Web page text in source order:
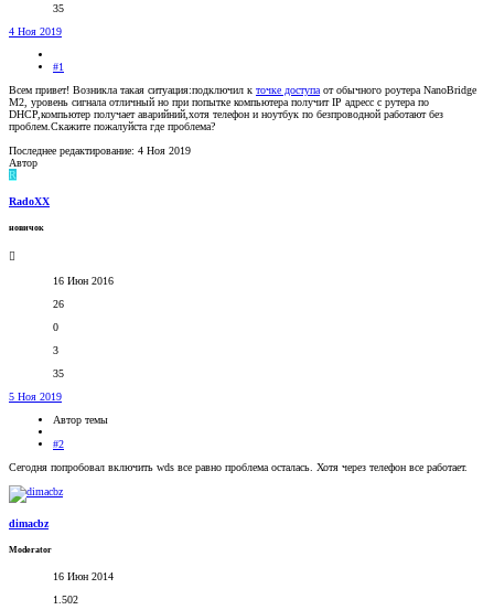
35
4 Ноя 2019
#1
Всем привет! Возникла такая ситуация:подключил к точке доступа от обычного роутера NanoBridge
M2, уровень сигнала отличный но при попытке компьютера получит IP адресс с рутера по
DHCP,компьютер пoлучает аварийний,хотя телефон и ноутбук по безпроводной работают без
проблем.Скажите пожалуйста где проблема?
Последнее редактирование: 4 Ноя 2019
Автор
R
RadoXX
новичок
16 Июн 2016
26
0
3
35
5 Ноя 2019
Автор темы
#2
Сегодня попробовал включить wds все равно проблема осталась. Хотя через телефон все работает.
dimacbz
Moderator
16 Июн 2014
1.502